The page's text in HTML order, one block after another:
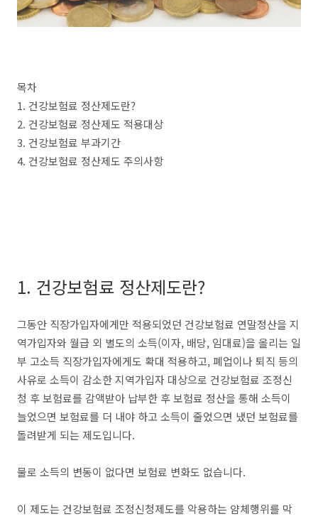
목차
1. 건강보험료 정산제도란?
2. 건강보험료 정산제도 적용대상
3. 건강보험료 부과기간
4. 건강보험료 정산제도 주의사항
1. 건강보험료 정산제도란?
그동안 직장가입자에게만 적용되었던 건강보험료 연말정산을 지
역가입자와 월급 외 별도의 소득(이자, 배당, 임대료)을 올리는 일
부 고소득 직장가입자에게도 확대 적용하고, 폐업이나 퇴직 등의
사유로 소득이 감소한 지역가입자 대상으로 건강보험료 조정신
청 후 보험료를 감액받아 납부한 후 보험료 정산을 통해 소득이
늘었으면 보험료를 더 내야 하고 소득이 줄었으면 냈던 보험료를
돌려받게 되는 제도입니다.
물로 소득의 변동이 없다면 보험료 변화도 없습니다.
이 제도는 건강보험료 조정신청제도를 악용하는 얌체행위를 막